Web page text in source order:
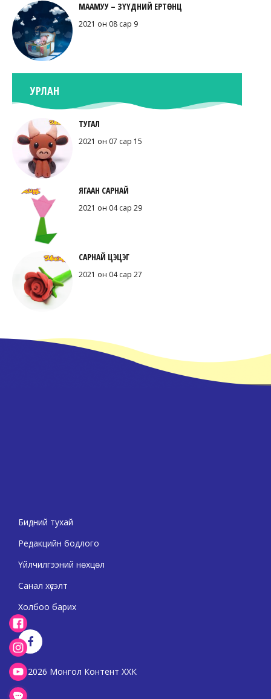
МААМУУ – ЗҮҮДНИЙ ЕРТӨНЦ
2021 он 08 сар 9
УРЛАН
ТУГАЛ
2021 он 07 сар 15
ЯГААН САРНАЙ
2021 он 04 сар 29
САРНАЙ ЦЭЦЭГ
2021 он 04 сар 27
Бидний тухай
Редакцийн бодлого
Үйлчилгээний нөхцөл
Санал хүсэлт
Холбоо барих
2026 Монгол Контент ХХК